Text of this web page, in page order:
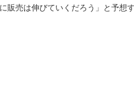
販売は伸びていくだろう」と予想す